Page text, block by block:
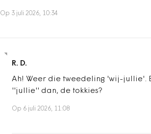
Op 3 juli 2026, 10:34
R. D.
Ah! Weer die tweedeling 'wij-jullie'.
''jullie'' dan, de tokkies?
Op 6 juli 2026, 11:08